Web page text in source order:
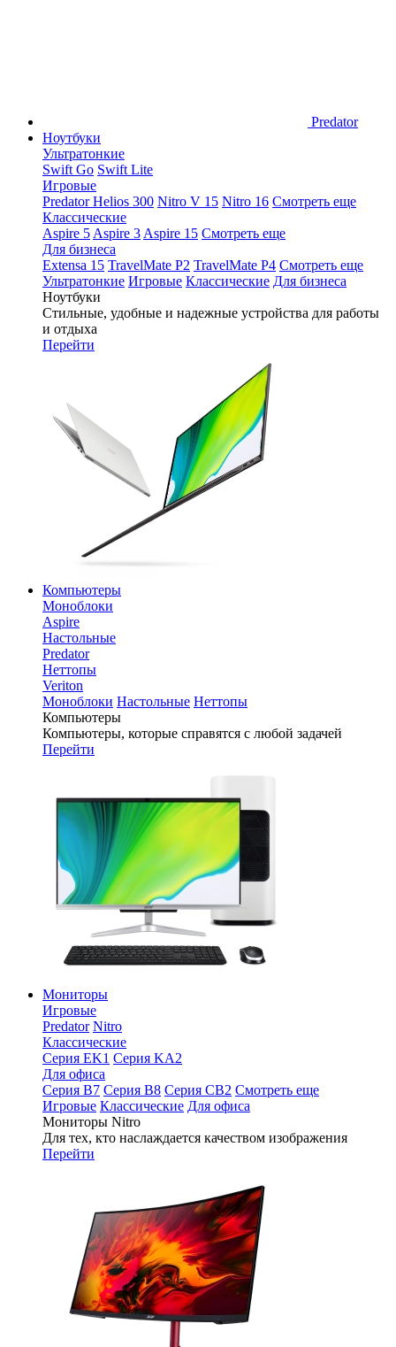
Predator
Ноутбуки
Ультратонкие
Swift Go Swift Lite
Игровые
Predator Helios 300 Nitro V 15 Nitro 16 Смотреть еще
Классические
Aspire 5 Aspire 3 Aspire 15 Смотреть еще
Для бизнеса
Extensa 15 TravelMate P2 TravelMate P4 Смотреть еще
Ультратонкие Игровые Классические Для бизнеса
Ноутбуки
Стильные, удобные и надежные устройства для работы
и отдыха
Перейти
Компьютеры
Моноблоки
Aspire
Настольные
Predator
Неттопы
Veriton
Моноблоки Настольные Неттопы
Компьютеры
Компьютеры, которые справятся с любой задачей
Перейти
Мониторы
Игровые
Predator Nitro
Классические
Серия EK1 Серия KA2
Для офиса
Серия B7 Серия B8 Серия CB2 Смотреть еще
Игровые Классические Для офиса
Мониторы Nitro
Для тех, кто наслаждается качеством изображения
Перейти